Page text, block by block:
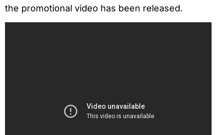
the promotional video has been released.